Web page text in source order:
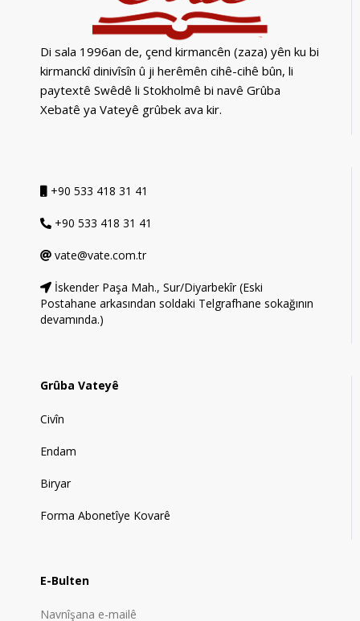
Di sala 1996an de, çend kirmancên (zaza) yên ku bi
kirmanckî dinivîsîn û ji herêmên cihê-cihê bûn, li
paytextê Swêdê li Stokholmê bi navê Grûba
Xebatê ya Vateyê grûbek ava kir.
+90 533 418 31 41
+90 533 418 31 41
vate@vate.com.tr
İskender Paşa Mah., Sur/Diyarbekîr (Eski
Postahane arkasından soldaki Telgrafhane sokağının
devamında.)
Grûba Vateyê
Civîn
Endam
Biryar
Forma Abonetîye Kovarê
E-Bulten